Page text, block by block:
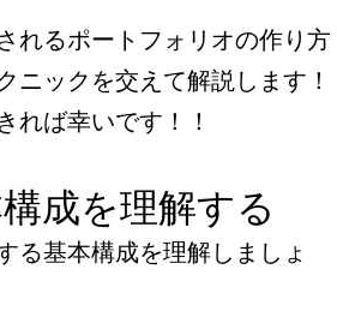
れるポートフォリオの作り方
ニックを交えて解説します！
れば幸いです！！
成を理解する
る基本構成を理解しましょ